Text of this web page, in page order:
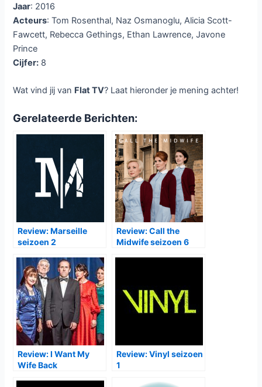
Jaar: 2016
Acteurs: Tom Rosenthal, Naz Osmanoglu, Alicia Scott-
Fawcett, Rebecca Gethings, Ethan Lawrence, Javone
Prince
Cijfer: 8
Wat vind jij van Flat TV? Laat hieronder je mening achter!
Gerelateerde Berichten:
Review: Marseille
seizoen 2
Review: Call the
Midwife seizoen 6
Review: I Want My
Wife Back
Review: Vinyl seizoen
1